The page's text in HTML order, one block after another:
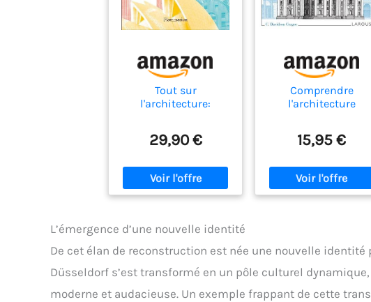
Tout sur
l'architecture:
chefs-d'oeuvre
29,90 €
Comprendre
l'architecture
15,95 €
L’émergence d’une nouvelle identité
De cet élan de reconstruction est née une nouvelle
Düsseldorf s’est transformé en un pôle culturel
moderne et audacieuse. Un exemple frappant de cette